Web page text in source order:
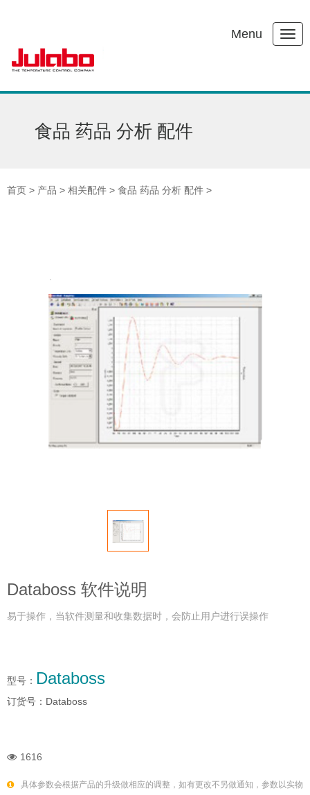
Menu
食品 药品 分析 配件
首页 > 产品 > 相关配件 > 食品 药品 分析 配件 >
Databoss 软件说明
易于操作，当软件测量和收集数据时，会防止用户进行误操作
型号： Databoss
订货号： Databoss
1616
具体参数会根据产品的升级做相应的调整，如有更改不另做通知，参数以实物